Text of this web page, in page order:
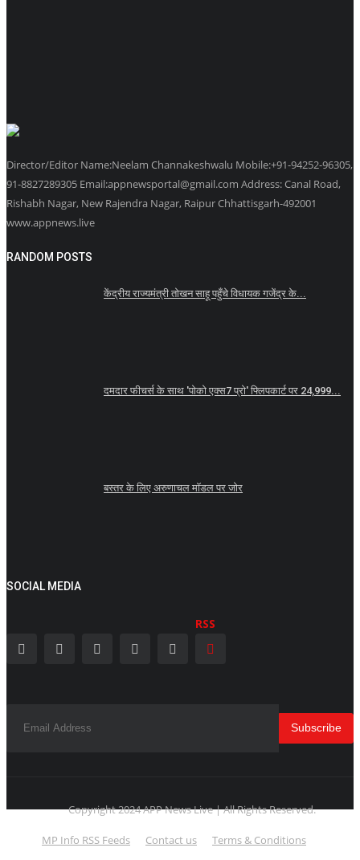
Director/Editor Name:Neelam Channakeshwalu Mobile:+91-94252-96305,
91-8827289305 Email:appnewsportal@gmail.com Address: Canal Road,
Rishabh Nagar, New Rajendra Nagar, Raipur Chhattisgarh-492001
www.appnews.live
RANDOM POSTS
केंद्रीय राज्यमंत्री तोखन साहू पहुँचे विधायक गजेंद्र के...
दमदार फीचर्स के साथ 'पोको एक्स7 प्रो' फ्लिपकार्ट पर 24,999...
बस्तर के लिए अरुणाचल मॉडल पर जोर
SOCIAL MEDIA
RSS
Subscribe
Copyright 2024 APP News Live | All Rights Reserved.
MP Info RSS Feeds Contact us
Terms & Conditions